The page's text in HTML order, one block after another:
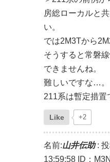
房総ローカルと
い。
では2M3Tから
そうすると常磐
できませんね。
難しいですな…。
211系は暫定措置
Like +2
名前:山井伝助:
13:59:58 ID：